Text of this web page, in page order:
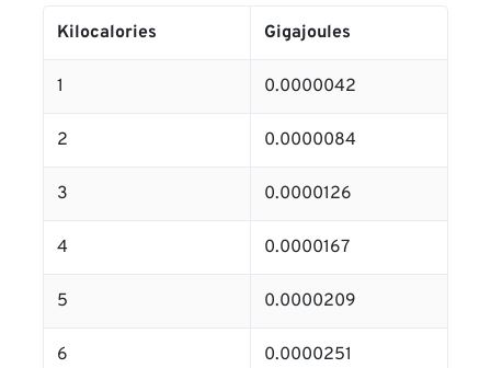
Kilocalories Gigajoules
1 0.0000042
2 0.0000084
3 0.0000126
4 0.0000167
5 0.0000209
6 0.0000251